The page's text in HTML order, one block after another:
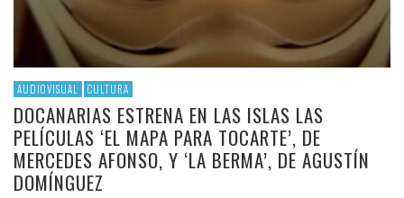
AUDIOVISUAL CULTURA
DOCANARIAS ESTRENA EN LAS ISLAS LAS
PELÍCULAS ‘EL MAPA PARA TOCARTE’, DE
MERCEDES AFONSO, Y ‘LA BERMA’, DE AGUSTÍN
DOMÍNGUEZ